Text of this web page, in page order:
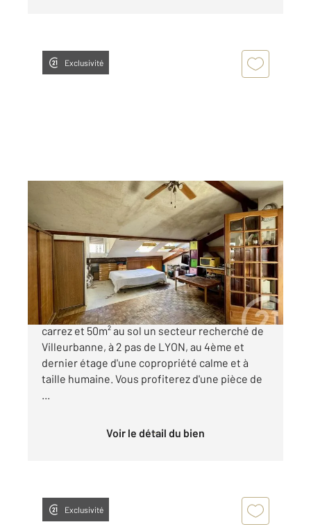
Exclusivité
VILLEURBANNE 69
Ref : 136317
Appartement F1 à vendre
110 000 €
CHARPENNES ! Découvrez ce studio de 30m2
carrez et 50m² au sol un secteur recherché de
Villeurbanne, à 2 pas de LYON, au 4ème et
dernier étage d'une copropriété calme et à
taille humaine. Vous profiterez d'une pièce de
Voir le détail du bien
Exclusivité